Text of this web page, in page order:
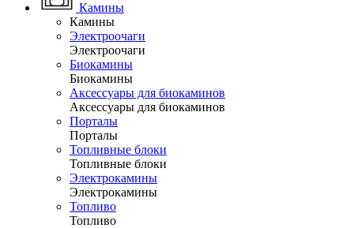
Камины
Камины
Электроочаги
Электроочаги
Биокамины
Биокамины
Аксессуары для биокаминов
Аксессуары для биокаминов
Порталы
Порталы
Топливные блоки
Топливные блоки
Электрокамины
Электрокамины
Топливо
Топливо